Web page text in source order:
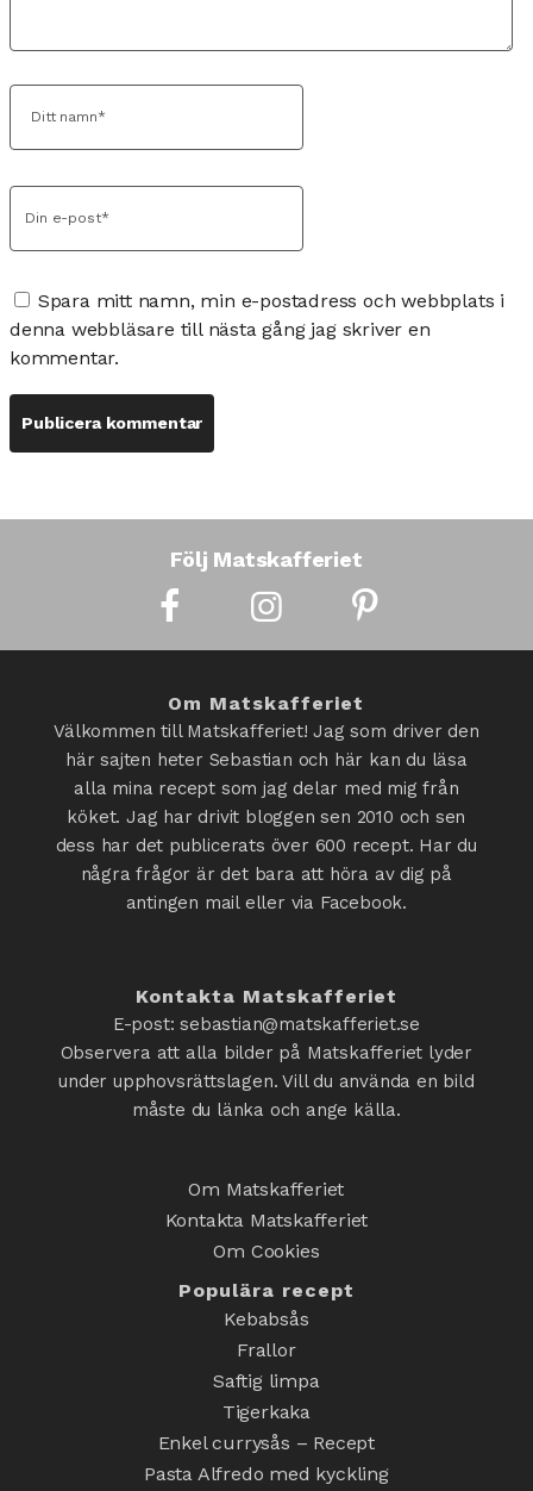
Spara mitt namn, min e-postadress och webbplats i
denna webbläsare till nästa gång jag skriver en
kommentar.
Följ Matskafferiet
Om Matskafferiet
Välkommen till Matskafferiet! Jag som driver den
här sajten heter Sebastian och här kan du läsa
alla mina recept som jag delar med mig från
köket. Jag har drivit bloggen sen 2010 och sen
dess har det publicerats över 600 recept. Har du
några frågor är det bara att höra av dig på
antingen mail eller via Facebook.
Kontakta Matskafferiet
E-post: sebastian@matskafferiet.se
Observera att alla bilder på Matskafferiet lyder
under upphovsrättslagen. Vill du använda en bild
måste du länka och ange källa.
Om Matskafferiet
Kontakta Matskafferiet
Om Cookies
Populära recept
Kebabsås
Frallor
Saftig limpa
Tigerkaka
Enkel currysås – Recept
Pasta Alfredo med kyckling